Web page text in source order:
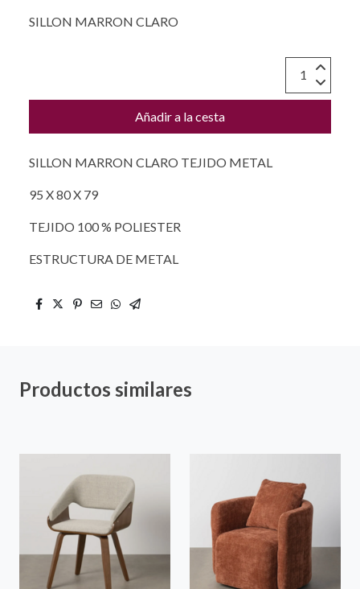
SILLON MARRON CLARO
Añadir a la cesta
SILLON MARRON CLARO TEJIDO METAL
95 X 80 X 79
TEJIDO 100 % POLIESTER
ESTRUCTURA DE METAL
Productos similares